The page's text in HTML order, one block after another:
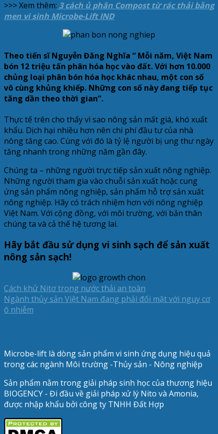
>>> Xem thêm: 3 cách ủ phân Compost từ rác thải bằng
men vi sinh Microbe-Lift IND
Theo tiến sĩ Nguyễn Đăng Nghĩa “ Mỗi năm, Việt Nam
bón 12 triệu tấn phân hóa học vào đất. Với hơn 10.000
chủng loại phân bón hóa học khác nhau, một con số
vô cùng khủng khiếp. Những con số này đang tiếp tục
tăng dần theo thời gian”.
Thực tế trên cho thấy vì sao nông sản mất giá, khó xuất
khẩu. Dịch hại nhiều hơn nên chi phí đầu tư của nhà
nông tăng cao. Cùng với đó là tỷ lệ người bị ung thư ngày
tăng nhanh trong những năm gần đây.
Chúng ta – những người trực tiếp sản xuất nông nghiệp.
Những người tham gia vào chuỗi sản xuất hoặc cung
ứng sản phẩm nông nghiệp, sản phẩm hỗ trợ sản xuất
nông nghiệp. Hãy có trách nhiệm hơn với nông nghiệp
Việt Nam. Với cộng đồng, với môi trường, với bản thân
chúng ta và cả thế hệ tương lai.
Hãy bắt đầu sử dụng vi sinh sạch để sản xuất
nông sản sạch!
Cách khử Nitơ trong nước thải an toàn
Ngành thủy sản Việt Nam đang phải đối mặt với nguy cơ
ô nhiễm
Microbe-lift là dòng sản phẩm vi sinh ứng dụng hiệu quả
trong các ngành Môi trường -Thủy sản - Nông nghiệp
Sản phẩm nằm trong giải pháp sinh học của thương hiệu
BIOGENCY - Đi đầu về giải pháp xử lý Nito và Amonia,
được nhập khẩu bởi công ty TNHH Đất Hợp